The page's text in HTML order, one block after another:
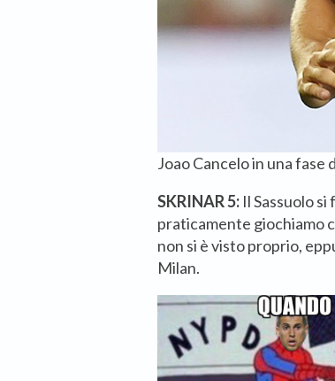
Joao Cancelo in una fase
SKRINAR 5: Il Sassuolo
praticamente giochiamo
non si è visto proprio,
Milan.